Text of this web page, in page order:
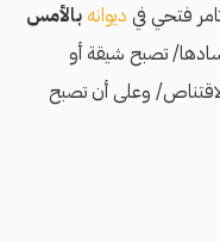
فتحي في ديوانه بالأمس
تصبح شيقة أو
وعلى أن تصبح